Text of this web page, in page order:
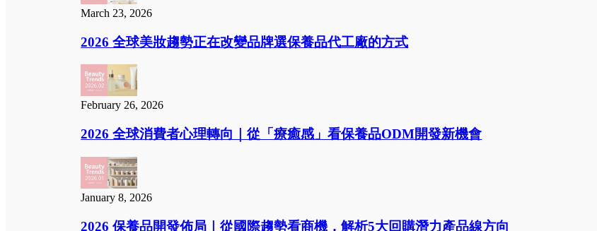
March 23, 2026
2026 全球美妝趨勢正在改變品牌選保養品代工廠的方式
February 26, 2026
2026 全球消費者心理轉向｜從「療癒感」看保養品ODM開發新機會
January 8, 2026
2026 保養品開發佈局｜從國際趨勢看商機，解析5大回購潛力產品線方向